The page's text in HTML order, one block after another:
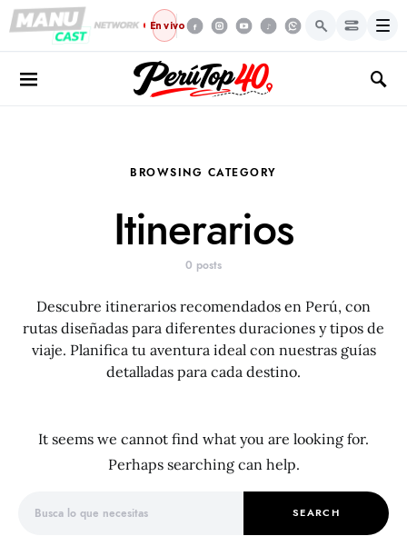
En vivo Menú
BROWSING CATEGORY
Itinerarios
0 posts
Descubre itinerarios recomendados en Perú, con
rutas diseñadas para diferentes duraciones y tipos de
viaje. Planifica tu aventura ideal con nuestras guías
detalladas para cada destino.
It seems we cannot find what you are looking for.
Perhaps searching can help.
SEARCH